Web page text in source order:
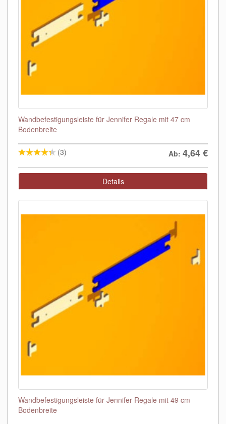
Wandbefestigungsleiste für Jennifer Regale mit 47 cm
Bodenbreite
(3) Ab: 4,64€
Details
Wandbefestigungsleiste für Jennifer Regale mit 49 cm
Bodenbreite